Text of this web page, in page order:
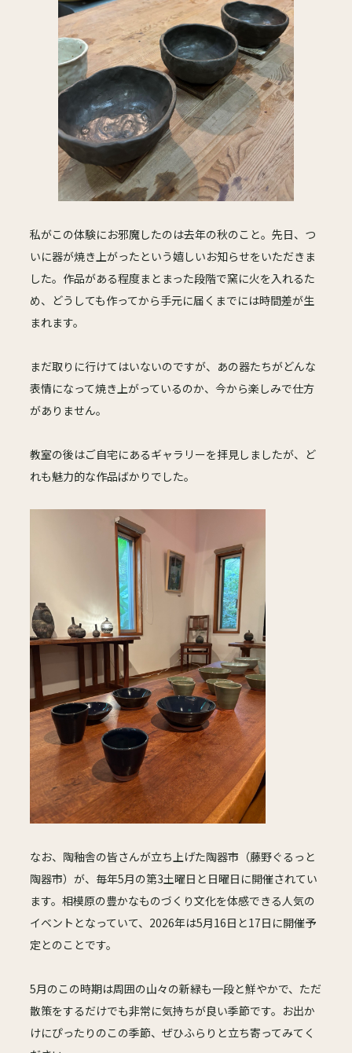
私がこの体験にお邪魔したのは去年の秋のこと。先日、つ
いに器が焼き上がったという嬉しいお知らせをいただきま
した。作品がある程度まとまった段階で窯に火を入れるた
め、どうしても作ってから手元に届くまでには時間差が生
まれます。
まだ取りに行けてはいないのですが、あの器たちがどんな
表情になって焼き上がっているのか、今から楽しみで仕方
がありません。
教室の後はご自宅にあるギャラリーを拝見しましたが、ど
れも魅力的な作品ばかりでした。
なお、陶釉舎の皆さんが立ち上げた陶器市（藤野ぐるっと
陶器市）が、毎年5月の第3土曜日と日曜日に開催されてい
ます。相模原の豊かなものづくり文化を体感できる人気の
イベントとなっていて、2026年は5月16日と17日に開催予
定とのことです。
5月のこの時期は周囲の山々の新緑も一段と鮮やかで、ただ
散策をするだけでも非常に気持ちが良い季節です。お出か
けにぴったりのこの季節、ぜひふらりと立ち寄ってみてく